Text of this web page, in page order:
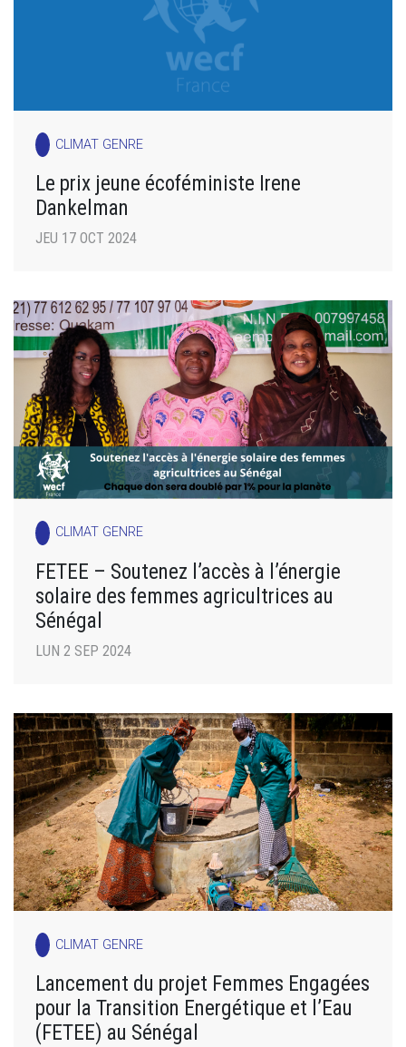
CLIMAT GENRE
Le prix jeune écoféministe Irene
Dankelman
JEU 17 OCT 2024
CLIMAT GENRE
FETEE – Soutenez l’accès à l’énergie
solaire des femmes agricultrices au
Sénégal
LUN 2 SEP 2024
CLIMAT GENRE
Lancement du projet Femmes Engagées
pour la Transition Energétique et l’Eau
(FETEE) au Sénégal